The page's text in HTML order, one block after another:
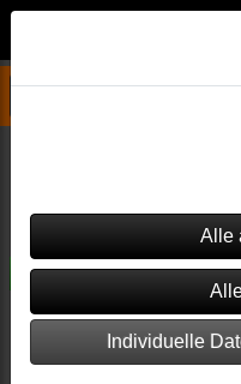
Aduro Ersatzteile P5 -
versandkostenfrei
Individuelle